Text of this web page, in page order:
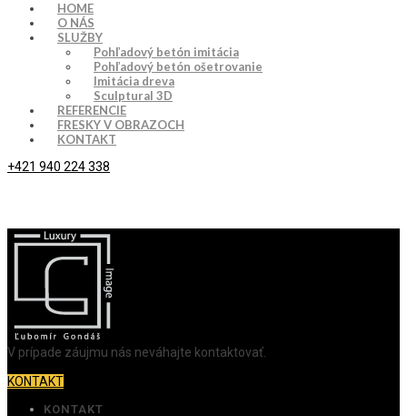
HOME
O NÁS
SLUŽBY
Pohľadový betón imitácia
Pohľadový betón ošetrovanie
Imitácia dreva
Sculptural 3D
REFERENCIE
FRESKY V OBRAZOCH
KONTAKT
+421 940 224 338
V prípade záujmu nás neváhajte kontaktovať.
KONTAKT
KONTAKT